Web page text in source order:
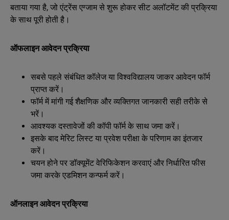
बताया गया है, जो एंट्रेंस एग्जाम से शुरू होकर सीट अलॉटमेंट की प्रक्रिया
के साथ पूरी होती है।
ऑफलाइन आवेदन प्रक्रिया
सबसे पहले संबंधित कॉलेज या विश्वविद्यालय जाकर आवेदन फॉर्म
प्राप्त करें।
फॉर्म में मांगी गई शैक्षणिक और व्यक्तिगत जानकारी सही तरीके से
भरें।
आवश्यक दस्तावेजों की कॉपी फॉर्म के साथ जमा करें।
इसके बाद मेरिट लिस्ट या प्रवेश परीक्षा के परिणाम का इंतजार
करें।
चयन होने पर डॉक्यूमेंट वेरिफिकेशन करवाएं और निर्धारित फीस
जमा करके एडमिशन कन्फर्म करें।
ऑनलाइन आवेदन प्रक्रिया